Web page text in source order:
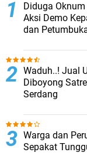
Diduga
Aksi Demo
dan
Waduh..! Jual
Diboyong
Serdang
Warga dan
Sepakat